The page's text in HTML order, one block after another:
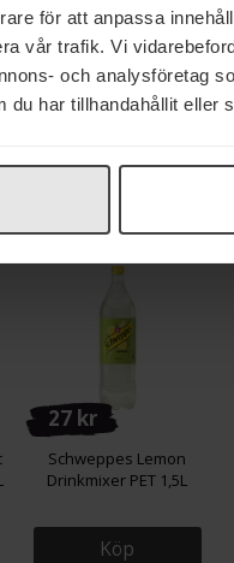
för att anpassa
vår trafik. Vi
och analysföretag
du har tillhandahållit
18 kr
Schweppes Indian Tonic
Zero PET 50cl
27 kr
Schweppes Lemon
Drinkmixer PET 1,5L
Köp